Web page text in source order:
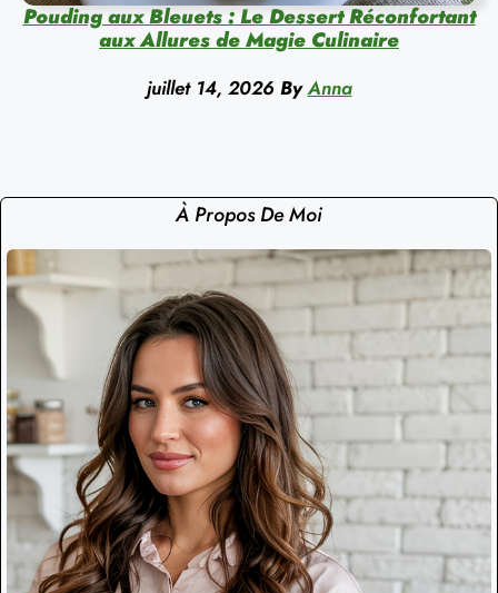
Pouding aux Bleuets : Le Dessert Réconfortant
aux Allures de Magie Culinaire
juillet 14, 2026 By Anna
À Propos De Moi